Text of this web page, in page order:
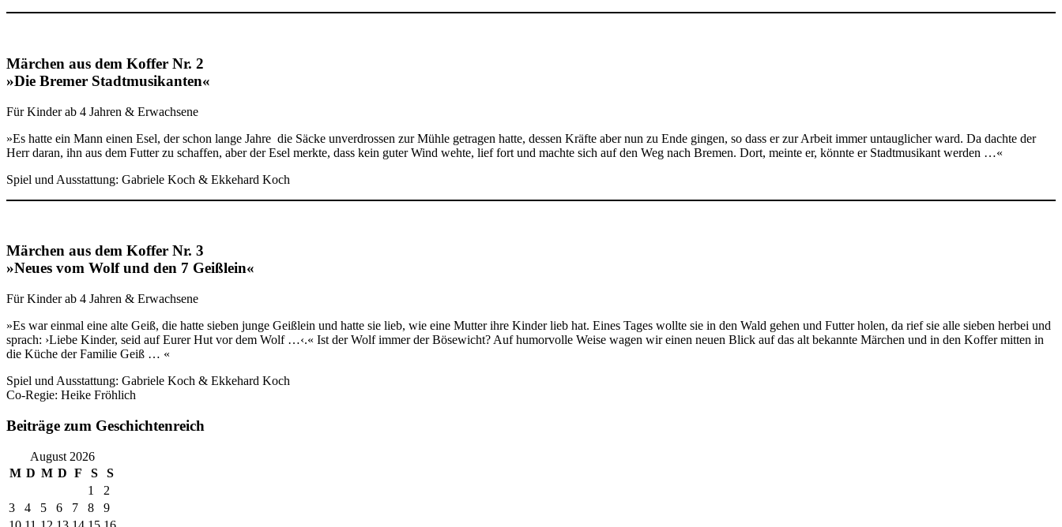
Märchen aus dem Koffer Nr. 2
»Die Bremer Stadtmusikanten«
Für Kinder ab 4 Jahren & Erwachsene
»Es hatte ein Mann einen Esel, der schon lange Jahre die Säcke unverdrossen zur Mühle getragen hatte, dessen Kräfte aber nun zu Ende gingen, so dass er zur Arbeit immer untauglicher ward. Da dachte der
Herr daran, ihn aus dem Futter zu schaffen, aber der Esel merkte, dass kein guter Wind wehte, lief fort und machte sich auf den Weg nach Bremen. Dort, meinte er, könnte er Stadt­musikant werden …«
Spiel und Ausstattung: Gabriele Koch & Ekkehard Koch
Märchen aus dem Koffer Nr. 3
»Neues vom Wolf und den 7 Geißlein«
Für Kinder ab 4 Jahren & Erwachsene
»Es war einmal eine alte Geiß, die hatte sieben junge Geißlein und hatte sie lieb, wie eine Mutter ihre Kinder lieb hat. Eines Tages wollte sie in den Wald gehen und Futter holen, da rief sie alle sieben herbei und
sprach: ›Liebe Kinder, seid auf Eurer Hut vor dem Wolf …‹.« Ist der Wolf immer der Bösewicht? Auf humorvolle Weise wagen wir einen neuen Blick auf das alt bekannte Märchen und in den Koffer mitten in
die Küche der Familie Geiß … «
Spiel und Ausstattung: Gabriele Koch & Ekkehard Koch
Co-Regie: Heike Fröhlich
Beiträge zum Geschichtenreich
August 2026
M D M D F S
S
1
2
3
4 5 6 7 8
9